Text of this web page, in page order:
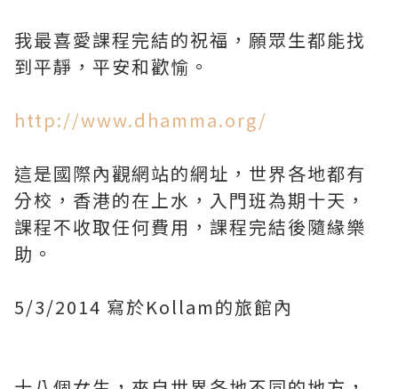
我最喜愛課程完結的祝福，願眾生都能找
到平靜，平安和歡愉。
http://www.dhamma.org/
這是國際內觀網站的網址，世界各地都有
分校，香港的在上水，入門班為期十天，
課程不收取任何費用，課程完結後隨緣樂
助。
5/3/2014 寫於Kollam的旅館內